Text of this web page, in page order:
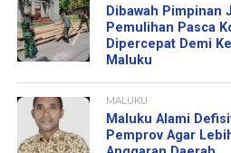
Dibawah Pimpinan
Pemulihan Pasca
Dipercepat Demi
Maluku
MALUKU
Maluku Alami
Pemprov Agar